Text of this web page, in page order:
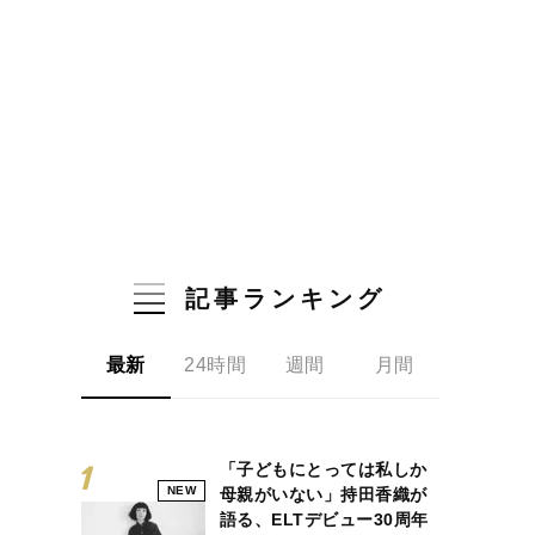
記事ランキング
最新 24時間 週間 月間
NEW
「子どもにとっては私しか
母親がいない」持田香織が
語る、ELTデビュー30周年